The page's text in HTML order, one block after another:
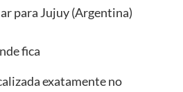
para Jujuy (Argentina)
fica
exatamente no